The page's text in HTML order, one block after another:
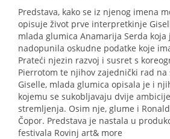
Predstava, kako se iz njenog imena
opisuje život prve interpretkinje
mlada glumica Anamarija Serda koja
nadopunila oskudne podatke koje
Prateći njezin razvoj i susret s
Pierrotom te njihov zajednički rad
Giselle, mlada glumica opisala je i
kojemu se sukobljavaju dvije
stremljenja. Osim nje, glume i
Čopor. Predstava je nastala u
festivala Rovinj art& more